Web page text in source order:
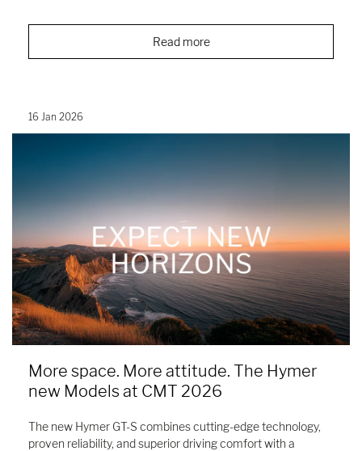
Read more
16 Jan 2026
More space. More attitude. The Hymer
new Models at CMT 2026
The new Hymer GT-S combines cutting-edge technology,
proven reliability, and superior driving comfort with a